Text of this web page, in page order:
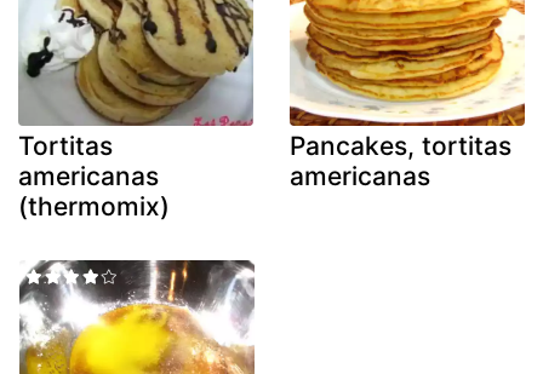
Tortitas
americanas
(thermomix)
Pancakes, tortitas
americanas